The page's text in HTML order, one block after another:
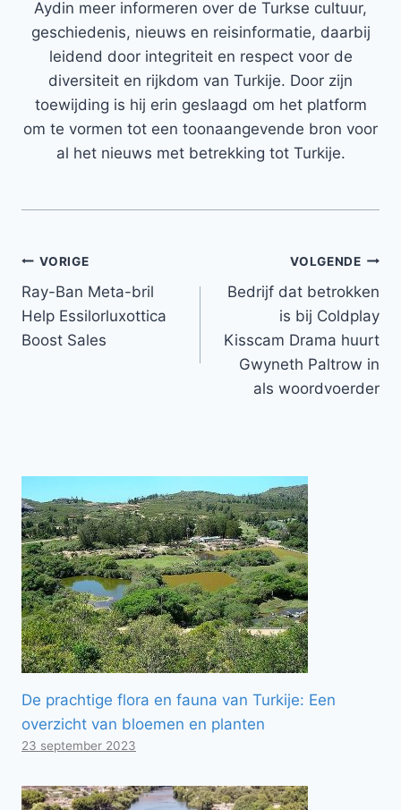
Aydin meer informeren over de Turkse cultuur,
geschiedenis, nieuws en reisinformatie, daarbij
leidend door integriteit en respect voor de
diversiteit en rijkdom van Turkije. Door zijn
toewijding is hij erin geslaagd om het platform
om te vormen tot een toonaangevende bron voor
al het nieuws met betrekking tot Turkije.
Bericht
navigatie
VORIGE
Ray-Ban Meta-bril
Help Essilorluxottica
Boost Sales
VOLGENDE
Bedrijf dat betrokken
is bij Coldplay
Kisscam Drama huurt
Gwyneth Paltrow in
als woordvoerder
De prachtige flora en fauna van Turkije: Een
overzicht van bloemen en planten
23 september 2023